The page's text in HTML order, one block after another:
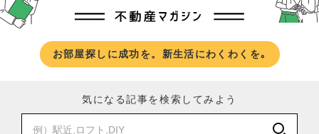
お部屋探しに成功を。新生活にわくわくを｡
気になる記事を検索してみよう